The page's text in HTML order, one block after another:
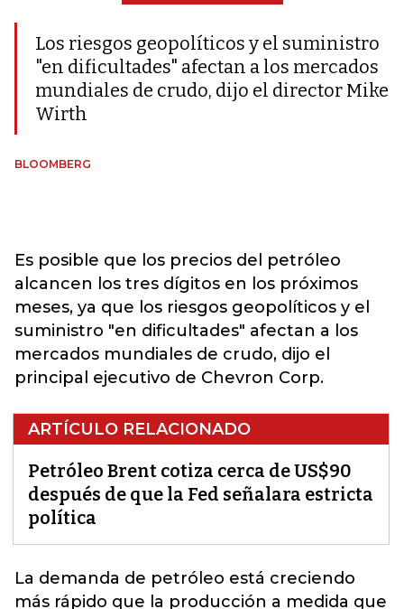
Los riesgos geopolíticos y el suministro
"en dificultades" afectan a los mercados
mundiales de crudo, dijo el director Mike
Wirth
BLOOMBERG
Es posible que los precios del petróleo
alcancen los tres dígitos en los próximos
meses, ya que los riesgos geopolíticos y el
suministro "en dificultades" afectan a los
mercados mundiales de crudo, dijo el
principal ejecutivo de Chevron Corp.
ARTÍCULO RELACIONADO
Petróleo Brent cotiza cerca de US$90
después de que la Fed señalara estricta
política
La demanda de petróleo está creciendo
más rápido que la producción a medida que